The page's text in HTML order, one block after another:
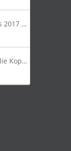
Mazda CX-5 KE bis 2017 Lastenträger Dachträger
Kleiderbügel für die Kopfstütze